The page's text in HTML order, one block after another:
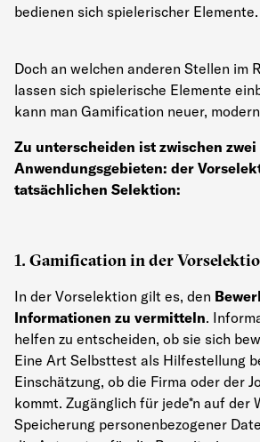
bedienen sich spielerischer Elemente.
Doch an welchen anderen Stellen im
lassen sich spielerische Elemente
kann man Gamification neuer,
Zu unterscheiden ist zwischen zwei
Anwendungsgebieten: der
tatsächlichen Selektion:
1. Gamification in der
In der Vorselektion gilt es, den
Informationen zu vermitteln.
helfen zu entscheiden, ob sie sich
Eine Art Selbsttest als Hilfestellung
Einschätzung, ob die Firma oder der
kommt. Zugänglich für jede*n auf der
Speicherung personenbezogener